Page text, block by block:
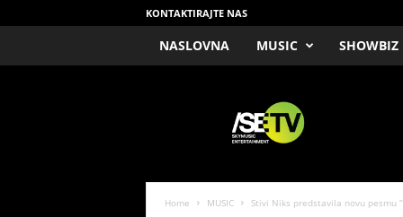
KONTAKTIRAJTE NAS
NASLOVNA MUSIC SHOWBIZ
Home MUSIC Stivi Niks predstavila novu pesmu